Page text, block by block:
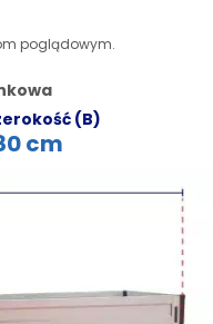
poglądowym.
(B)
cm